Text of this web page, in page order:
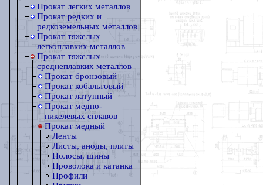
Прокат легких металлов
Прокат редких и
редкоземельных металлов
Прокат тяжелых
легкоплавких металлов
Прокат тяжелых
среднеплавких металлов
Прокат бронзовый
Прокат кобальтовый
Прокат латунный
Прокат медно-
никелевых сплавов
Прокат медный
Ленты
Листы, аноды, плиты
Полосы, шины
Проволока и катанка
Профили